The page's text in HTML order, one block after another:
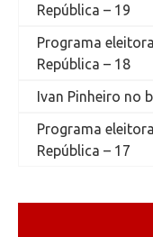
República – 19
Programa
República – 18
Ivan Pinheiro no
Programa
República – 17